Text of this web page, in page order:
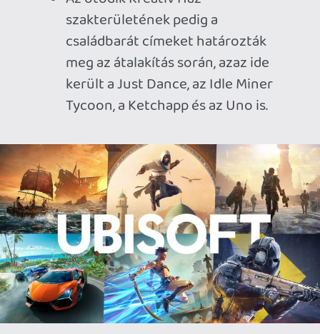
Az átalakítás a munkavállalókon és
stúdiókon túl a kiadó játékaira is ki fog
hatni. A franciák úgy döntöttek, hogy
elkaszálnak hat készülő címet is, melyek
között ott van négy olyan projekt, amiket
még be se jelentettek, egy mobilokra
szánt program, valamint a Prince of
Utóbbi hír különösen nagy hidegzuhany
lehet a rajongóknak, hiszen nem is olyan
rég még arról szóltak a pletykák, hogy a
hányattatott sorsú felújítás egy igencsak
tetemes csúszás után idén végre
megjelenhet.
Végezetül az elkaszált megjelenések
mellett egy sor csúszással is számolnunk
kell a közeljövőben, ugyanis a
sajtóközlemény szerint a Ubisoft